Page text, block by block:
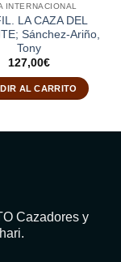
INTERNACIONAL
LA CAZA DEL
Sánchez-Ariño,
Tony
127,00€
AL CARRITO
Cazadores y